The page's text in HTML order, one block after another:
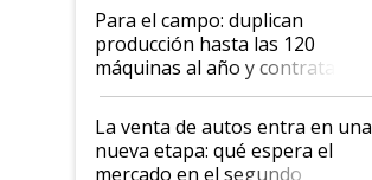
Para el campo: duplican
producción hasta las 120
máquinas al año y contratan
especialistas de la industria
automotriz para lograrlo
La venta de autos entra en una
nueva etapa: qué espera el
mercado en el segundo